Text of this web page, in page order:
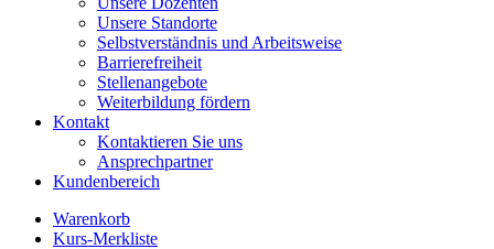
Unsere Standorte
Selbstverständnis und Arbeitsweise
Barrierefreiheit
Stellenangebote
Weiterbildung fördern
Kontakt
Kontaktieren Sie uns
Ansprechpartner
Kundenbereich
Warenkorb
Kurs-Merkliste